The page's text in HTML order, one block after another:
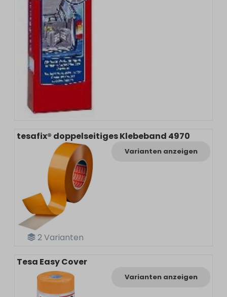
2Varianten
tesafix® doppelseitiges Klebeband 4970
Varianten anzeigen
Tesa Easy Cover
Varianten anzeigen